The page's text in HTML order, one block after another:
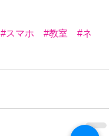
#スマホ #教室
#ネ